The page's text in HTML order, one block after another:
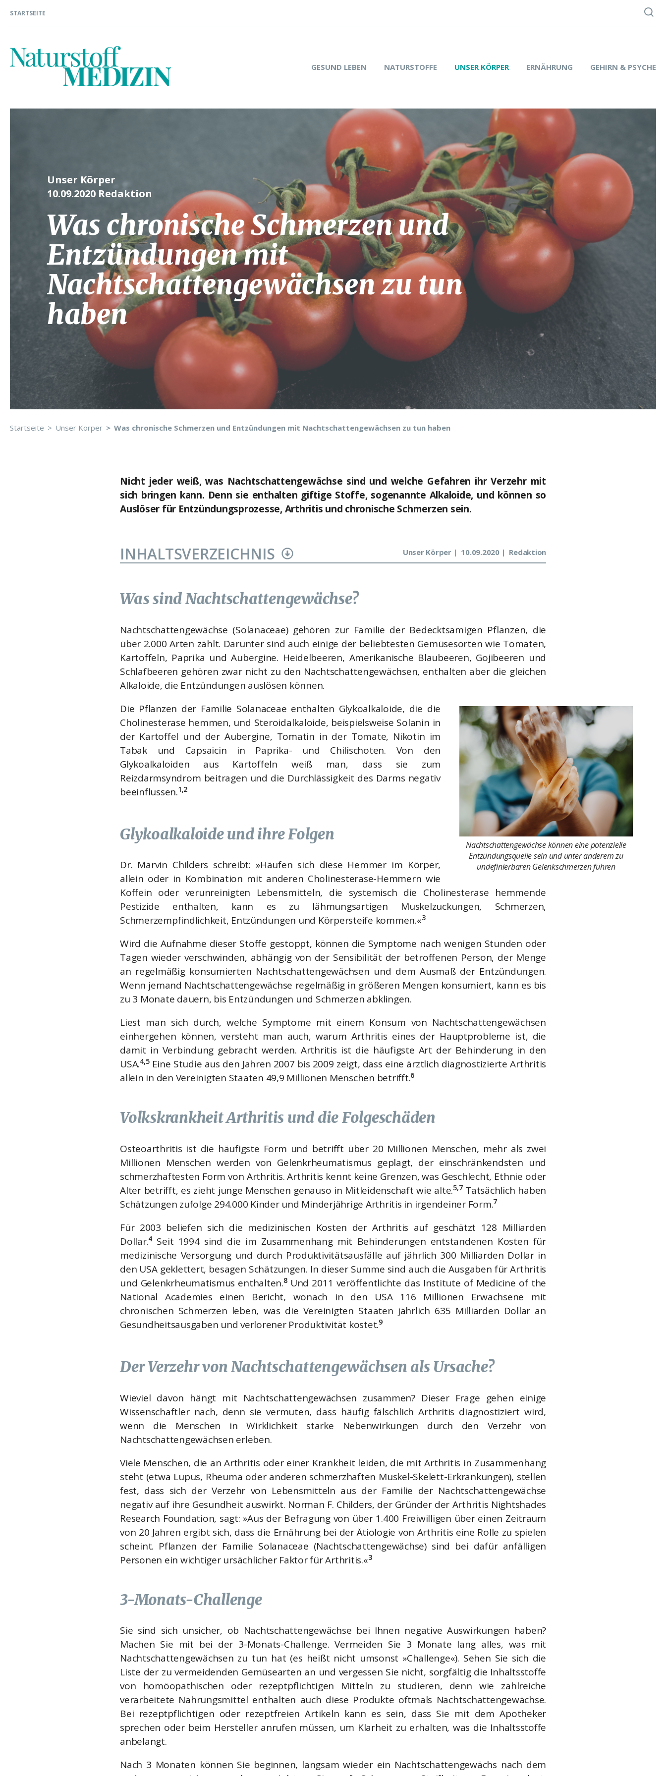
STARTSEITE
GESUND LEBEN NATURSTOFFE UNSER KÖRPER ERNÄHRUNG GEHIRN & PSYCHE
Unser Körper
10.09.2020 Redaktion
Was chronische Schmerzen und
Entzündungen mit
Nachtschattengewächsen zu tun
haben
Startseite Unser Körper Was chronische Schmerzen und Entzündungen mit Nachtschattengewächsen zu tun haben
Nicht jeder weiß, was Nachtschattengewächse sind und welche Gefahren ihr Verzehr mit
sich bringen kann. Denn sie enthalten giftige Stoffe, sogenannte Alkaloide, und können so
Auslöser für Entzündungsprozesse, Arthritis und chronische Schmerzen sein.
Unser Körper 10.09.2020 Redaktion
INHALTSVERZEICHNIS
Was sind Nachtschattengewächse?
Nachtschattengewächse (Solanaceae) gehören zur Familie der Bedecktsamigen Pflanzen, die
über 2.000 Arten zählt. Darunter sind auch einige der beliebtesten Gemüsesorten wie Tomaten,
Kartoffeln, Paprika und Aubergine. Heidelbeeren, Amerikanische Blaubeeren, Gojibeeren und
Schlafbeeren gehören zwar nicht zu den Nachtschattengewächsen, enthalten aber die gleichen
Alkaloide, die Entzündungen auslösen können.
Nachtschattengewächse können eine potenzielle
Entzündungsquelle sein und unter anderem zu
undefinierbaren Gelenkschmerzen führen
Die Pflanzen der Familie Solanaceae enthalten Glykoalkaloide, die die
Cholinesterase hemmen, und Steroidalkaloide, beispielsweise Solanin in
der Kartoffel und der Aubergine, Tomatin in der Tomate, Nikotin im
Tabak und Capsaicin in Paprika- und Chilischoten. Von den
Glykoalkaloiden aus Kartoffeln weiß man, dass sie zum
Reizdarmsyndrom beitragen und die Durchlässigkeit des Darms negativ
beeinflussen.1,2
Glykoalkaloide und ihre Folgen
Dr. Marvin Childers schreibt: »Häufen sich diese Hemmer im Körper,
allein oder in Kombination mit anderen Cholinesterase-Hemmern wie
Koffein oder verunreinigten Lebensmitteln, die systemisch die Cholinesterase hemmende
Pestizide enthalten, kann es zu lähmungsartigen Muskelzuckungen, Schmerzen,
Schmerzempfindlichkeit, Entzündungen und Körpersteife kommen.«3
Wird die Aufnahme dieser Stoffe gestoppt, können die Symptome nach wenigen Stunden oder
Tagen wieder verschwinden, abhängig von der Sensibilität der betroffenen Person, der Menge
an regelmäßig konsumierten Nachtschattengewächsen und dem Ausmaß der Entzündungen.
Wenn jemand Nachtschattengewächse regelmäßig in größeren Mengen konsumiert, kann es bis
zu 3 Monate dauern, bis Entzündungen und Schmerzen abklingen.
Liest man sich durch, welche Symptome mit einem Konsum von Nachtschattengewächsen
einhergehen können, versteht man auch, warum Arthritis eines der Hauptprobleme ist, die
damit in Verbindung gebracht werden. Arthritis ist die häufigste Art der Behinderung in den
USA.4,5Eine Studie aus den Jahren 2007 bis 2009 zeigt, dass eine ärztlich diagnostizierte Arthritis
allein in den Vereinigten Staaten 49,9 Millionen Menschen betrifft.6
Volkskrankheit Arthritis und die Folgeschäden
Osteoarthritis ist die häufigste Form und betrifft über 20 Millionen Menschen, mehr als zwei
Millionen Menschen werden von Gelenkrheumatismus geplagt, der einschränkendsten und
schmerzhaftesten Form von Arthritis. Arthritis kennt keine Grenzen, was Geschlecht, Ethnie oder
Alter betrifft, es zieht junge Menschen genauso in Mitleidenschaft wie alte.5,7Tatsächlich haben
Schätzungen zufolge 294.000 Kinder und Minderjährige Arthritis in irgendeiner Form.7
Für 2003 beliefen sich die medizinischen Kosten der Arthritis auf geschätzt 128 Milliarden
Dollar.4 Seit 1994 sind die im Zusammenhang mit Behinderungen entstandenen Kosten für
medizinische Versorgung und durch Produktivitätsausfälle auf jährlich 300 Milliarden Dollar in
den USA geklettert, besagen Schätzungen. In dieser Summe sind auch die Ausgaben für Arthritis
und Gelenkrheumatismus enthalten.8Und 2011 veröffentlichte das Institute of Medicine of the
National Academies einen Bericht, wonach in den USA 116 Millionen Erwachsene mit
chronischen Schmerzen leben, was die Vereinigten Staaten jährlich 635 Milliarden Dollar an
Gesundheitsausgaben und verlorener Produktivität kostet.9
Der Verzehr von Nachtschattengewächsen als Ursache?
Wieviel davon hängt mit Nachtschattengewächsen zusammen? Dieser Frage gehen einige
Wissenschaftler nach, denn sie vermuten, dass häufig fälschlich Arthritis diagnostiziert wird,
wenn die Menschen in Wirklichkeit starke Nebenwirkungen durch den Verzehr von
Nachtschattengewächsen erleben.
Viele Menschen, die an Arthritis oder einer Krankheit leiden, die mit Arthritis in Zusammenhang
steht (etwa Lupus, Rheuma oder anderen schmerzhaften Muskel-Skelett-Erkrankungen), stellen
fest, dass sich der Verzehr von Lebensmitteln aus der Familie der Nachtschattengewächse
negativ auf ihre Gesundheit auswirkt. Norman F. Childers, der Gründer der Arthritis Nightshades
Research Foundation, sagt: »Aus der Befragung von über 1.400 Freiwilligen über einen Zeitraum
von 20 Jahren ergibt sich, dass die Ernährung bei der Ätiologie von Arthritis eine Rolle zu spielen
scheint. Pflanzen der Familie Solanaceae (Nachtschattengewächse) sind bei dafür anfälligen
Personen ein wichtiger ursächlicher Faktor für Arthritis.«3
3-Monats-Challenge
Sie sind sich unsicher, ob Nachtschattengewächse bei Ihnen negative Auswirkungen haben?
Machen Sie mit bei der 3-Monats-Challenge. Vermeiden Sie 3 Monate lang alles, was mit
Nachtschattengewächsen zu tun hat (es heißt nicht umsonst »Challenge«). Sehen Sie sich die
Liste der zu vermeidenden Gemüsearten an und vergessen Sie nicht, sorgfältig die Inhaltsstoffe
von homöopathischen oder rezeptpflichtigen Mitteln zu studieren, denn wie zahlreiche
verarbeitete Nahrungsmittel enthalten auch diese Produkte oftmals Nachtschattengewächse.
Bei rezeptpflichtigen oder rezeptfreien Artikeln kann es sein, dass Sie mit dem Apotheker
sprechen oder beim Hersteller anrufen müssen, um Klarheit zu erhalten, was die Inhaltsstoffe
anbelangt.
Nach 3 Monaten können Sie beginnen, langsam wieder ein Nachtschattengewächs nach dem